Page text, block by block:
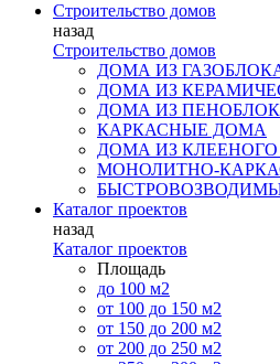
Строительство домов
назад
Строительство домов
ДОМА ИЗ
ДОМА ИЗ
ДОМА ИЗ
КАРКАСНЫЕ ДОМА
ДОМА ИЗ КЛЕЕНОГО
МОНОЛИТНО-
Каталог проектов
назад
Каталог проектов
Площадь
до 100 м2
от 100 до 150 м2
от 150 до 200 м2
от 200 до 250 м2